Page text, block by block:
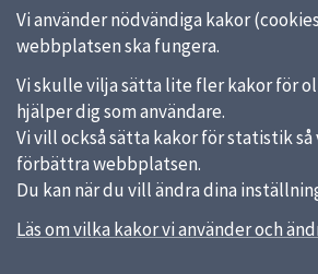
Vi använder nödvändiga kakor
webbplatsen ska fungera.
Vi skulle vilja sätta lite fler kakor för
hjälper dig som användare.
Vi vill också sätta kakor för statistik så
förbättra webbplatsen.
Du kan när du vill ändra dina
Läs om vilka kakor vi använder och